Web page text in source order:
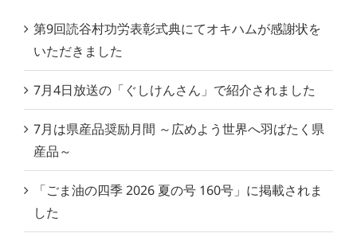
第9回読谷村功労表彰式典にてオキハムが感謝状を
いただきました
7月4日放送の「ぐしけんさん」で紹介されました
7月は県産品奨励月間 ～広めよう世界へ羽ばたく県
産品～
「ごま油の四季 2026 夏の号 160号」に掲載されま
した